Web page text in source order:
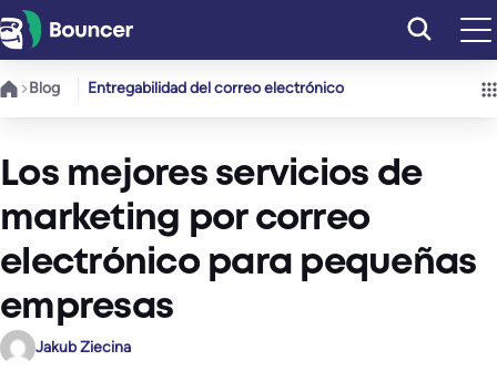
Saltar
al
contenido
Blog Entregabilidad del correo electrónico
Los mejores servicios de
marketing por correo
electrónico para pequeñas
empresas
Jakub Ziecina